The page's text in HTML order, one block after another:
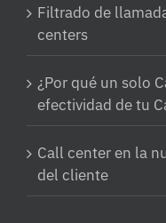
Filtrado de
centers
¿Por qué un solo
efectividad de tu
Call center en la
del cliente